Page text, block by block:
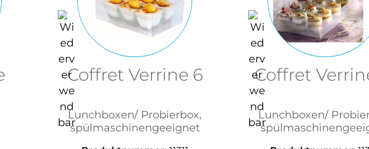
Coffret Verrine 6
Lunchboxen/ Probierbox,
spülmaschinengeeignet
Coffret
Lunchboxen/